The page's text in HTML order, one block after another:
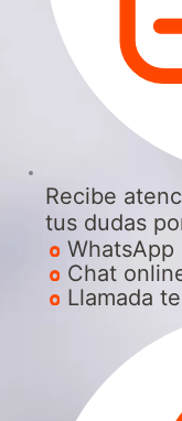
Recibe
tus dudas
WhatsApp
Chat
Llamada